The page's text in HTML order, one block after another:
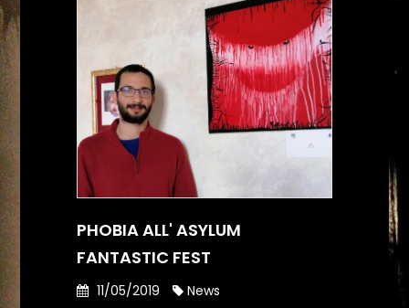
PHOBIA ALL' ASYLUM
FANTASTIC FEST
11/05/2019 News